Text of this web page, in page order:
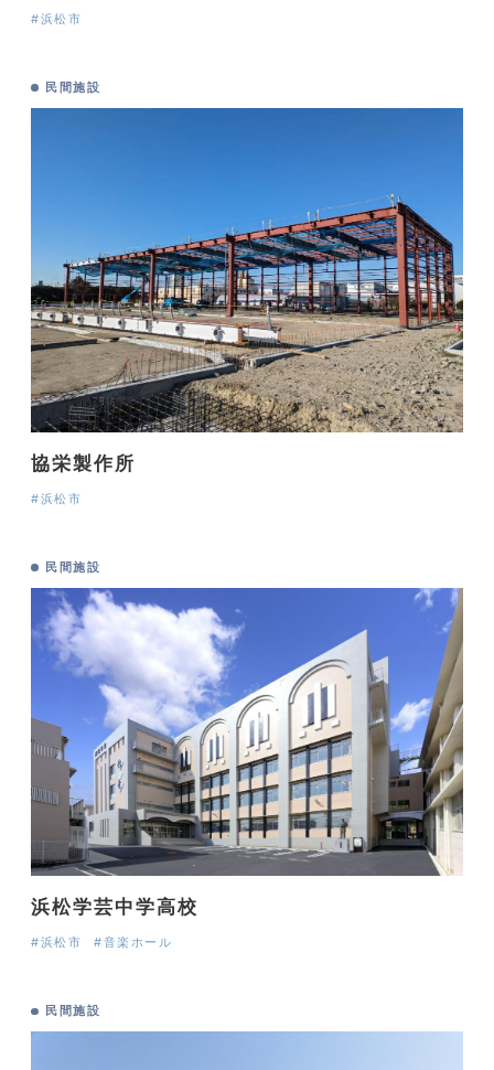
#浜松市
民間施設
協栄製作所
#浜松市
民間施設
浜松学芸中学高校
#浜松市 #音楽ホール
民間施設